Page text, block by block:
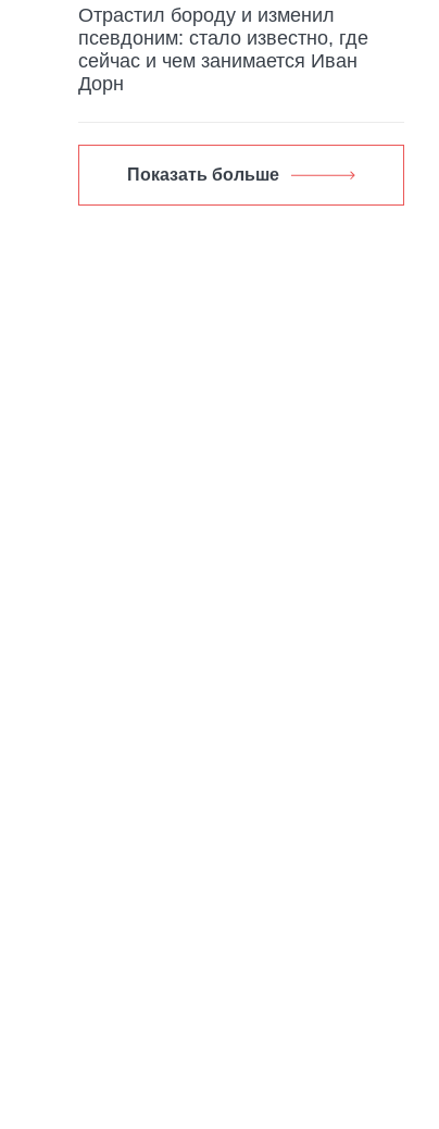
Отрастил бороду и изменил
псевдоним: стало известно, где
сейчас и чем занимается Иван
Дорн
Показать больше